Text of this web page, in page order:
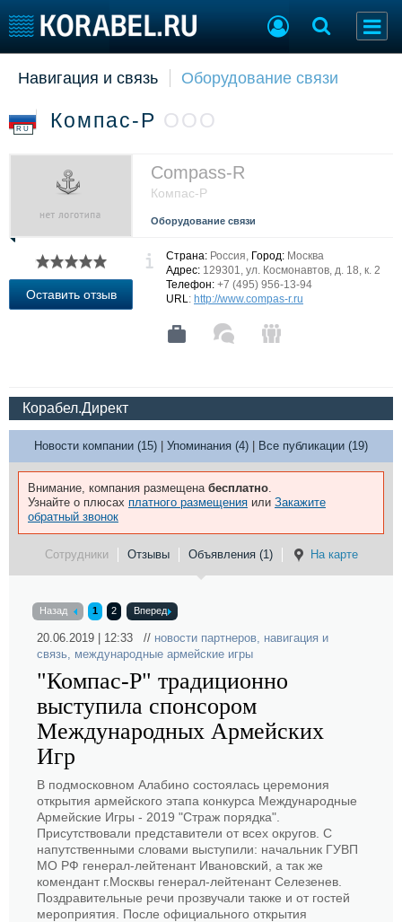
Судостроение
Новости
Репутация
Работа
Крюинг
Реклама
Торговая площадка
Продажа флота
Изделия
Материалы
Конференции
Выставки и семинары
Галерея флота
Все службы
Навигация и связь Оборудование связи
RU Компас-Р ООО
Compass-R
Компас-Р
Оборудование связи
Оставить отзыв
Страна: Россия, Город: Москва
Адрес: 129301, ул. Космонавтов, д. 18, к. 2
Телефон: +7 (495) 956-13-94
URL: http://www.compas-r.ru
Корабел.Директ
Новости компании (15) Упоминания (4) Все публикации (19)
Внимание, компания размещена бесплатно.
Узнайте о плюсах платного размещения или Закажите
обратный звонок
Сотрудники Отзывы Объявления (1) На карте
Назад 1 2 Вперед
20.06.2019 | 12:33 // новости партнеров, навигация и
связь, международные армейские игры
"Компас-Р" традиционно
выступила спонсором
Международных Армейских
Игр
В подмосковном Алабино состоялась церемония
открытия армейского этапа конкурса Международные
Армейские Игры - 2019 "Страж порядка".
Присутствовали представители от всех округов. С
напутственными словами выступили: начальник ГУВП
МО РФ генерал-лейтенант Ивановский, а так же
комендант г.Москвы генерал-лейтенант Селезенев.
Поздравительные речи прозвучали также и от гостей
мероприятия. После официального открытия